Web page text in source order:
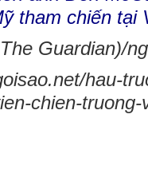
tham chiến tại
Guardian)/
hau-
chien-